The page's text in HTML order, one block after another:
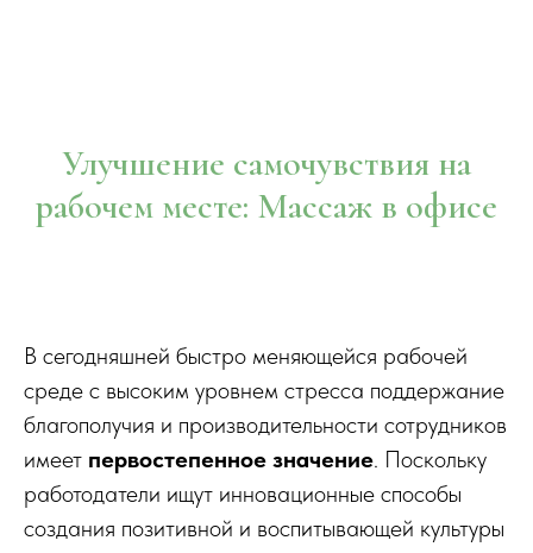
Улучшение самочувствия на
рабочем месте: Массаж в офисе
В сегодняшней быстро меняющейся рабочей
среде с высоким уровнем стресса поддержание
благополучия и производительности сотрудников
имеет первостепенное значение. Поскольку
работодатели ищут инновационные способы
создания позитивной и воспитывающей культуры